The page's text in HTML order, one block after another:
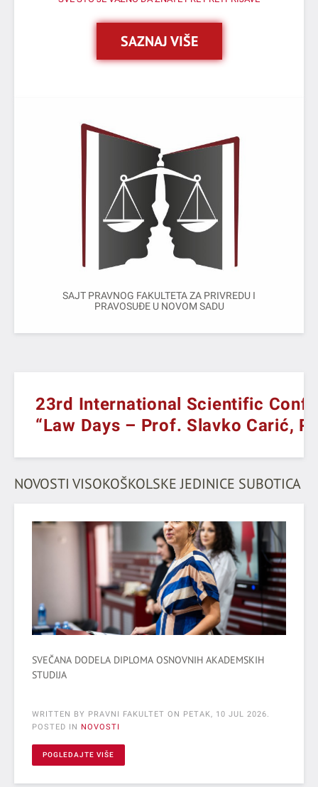
23rd International Scientific
“Law Days – Prof. Slavko Carić,
NOVOSTI VISOKOŠKOLSKE JEDINICE SUBOTICA
SVEČANA DODELA DIPLOMA OSNOVNIH AKADEMSKIH
STUDIJA
WRITTEN BY PRAVNI FAKULTET ON PETAK, 10 JUL 2026.
POSTED IN NOVOSTI
POGLEDAJTE VIŠE
SAZNAJ VIŠE
SAJT PRAVNOG FAKULTETA ZA PRIVREDU I
PRAVOSUĐE U NOVOM SADU